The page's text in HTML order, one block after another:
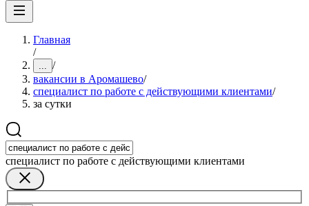
Главная
/
... /
вакансии в Аромашево/
специалист по работе с действующими клиентами/
за сутки
специалист по работе с действующими клиентами